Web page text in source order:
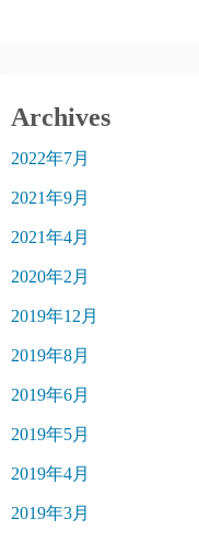
Archives
2022年7月
2021年9月
2021年4月
2020年2月
2019年12月
2019年8月
2019年6月
2019年5月
2019年4月
2019年3月